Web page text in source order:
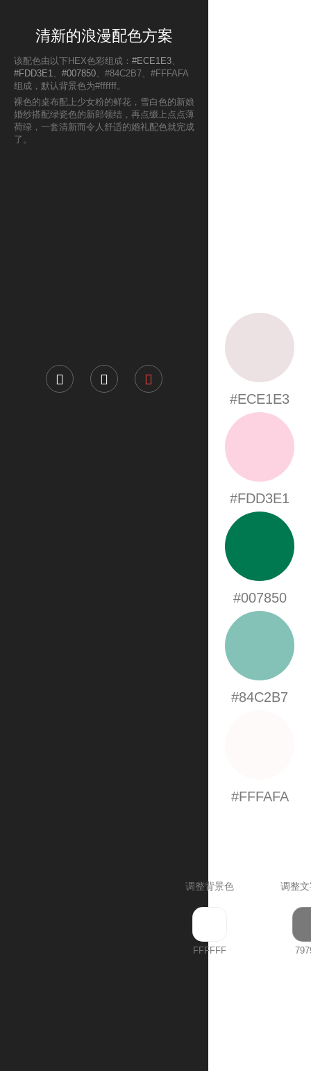
清新的浪漫配色方案
该配色由以下HEX色彩组成： #ECE1E3、
#FDD3E1、 #007850、#84C2B7、#FFFAFA
组成，默认背景色为#ffffff。
裸色的桌布配上少女粉的鲜花，雪白色的新娘
婚纱搭配绿瓷色的新郎领结，再点缀上点点薄
荷绿，一套清新而令人舒适的婚礼配色就完成
了。
#ECE1E3
#FDD3E1
#007850
#84C2B7
#FFFAFA
调整背景色 调整